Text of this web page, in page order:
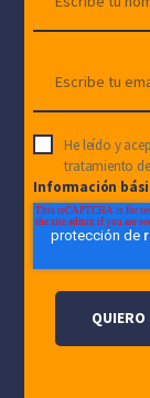
He leído y
tratamiento
Información